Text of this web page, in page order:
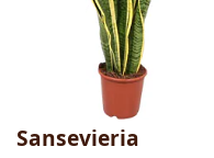
Sansevieria